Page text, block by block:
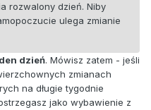
rozwalony dzień. Niby
ulega zmianie
dzień. Mówisz zatem - jeśli
zmianach
na długie tygodnie
jako wybawienie z